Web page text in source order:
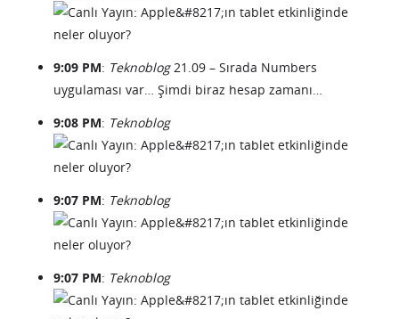
9:09 PM: Teknoblog21.09 – Sırada Numbers
uygulaması var… Şimdi biraz hesap zamanı…
9:08 PM: Teknoblog
9:07 PM: Teknoblog
9:07 PM: Teknoblog